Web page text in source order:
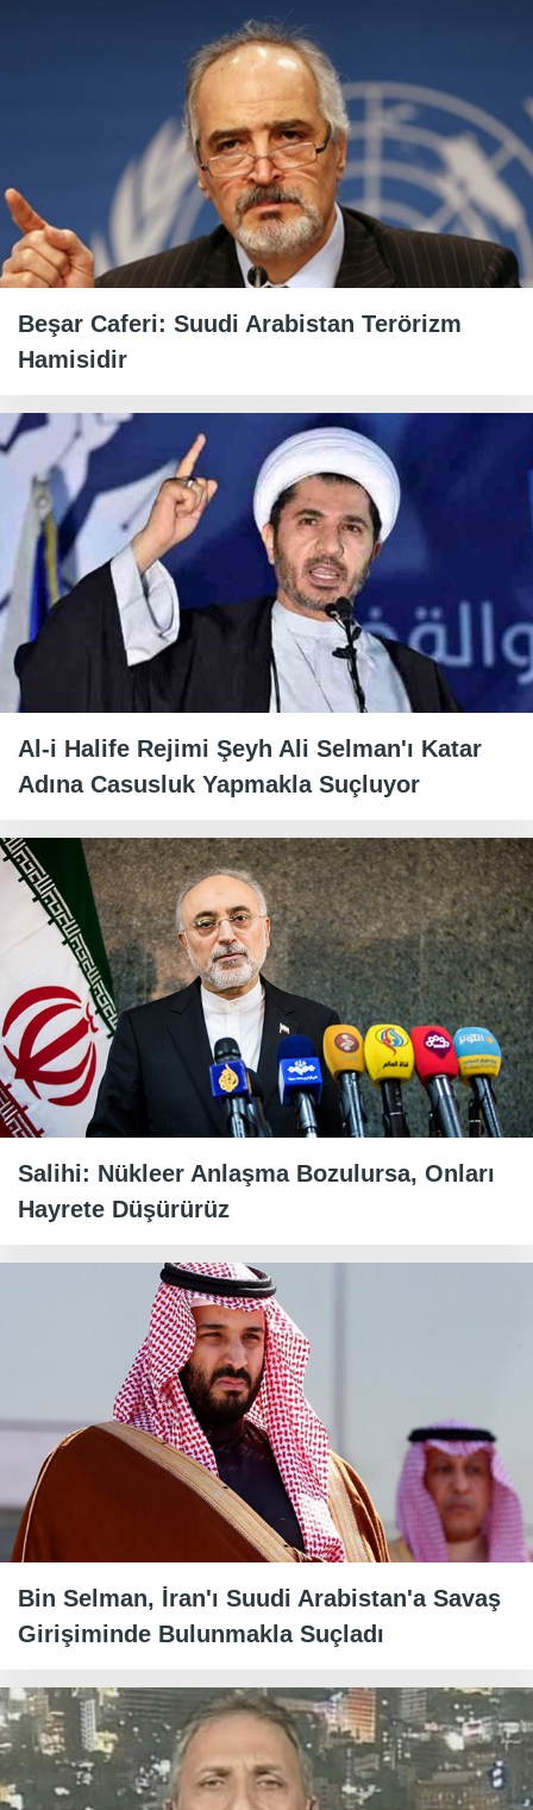
Beşar Caferi: Suudi Arabistan Terörizm
Hamisidir
Al-i Halife Rejimi Şeyh Ali Selman'ı Katar
Adına Casusluk Yapmakla Suçluyor
Salihi: Nükleer Anlaşma Bozulursa, Onları
Hayrete Düşürürüz
Bin Selman, İran'ı Suudi Arabistan'a Savaş
Girişiminde Bulunmakla Suçladı